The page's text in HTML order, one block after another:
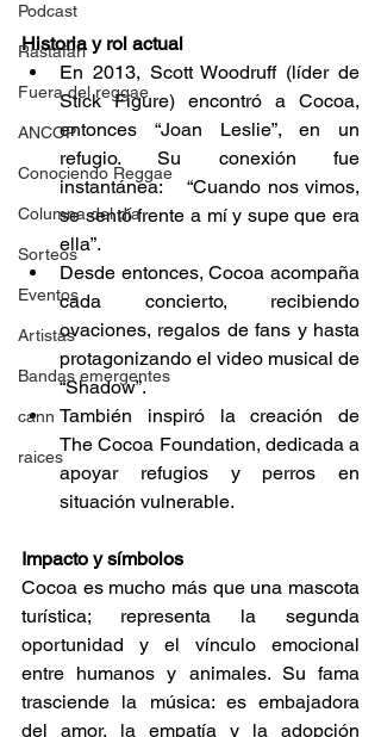
Podcast
Rastafari
Fuera del reggae
ANCOP
Conociendo Reggae
Columna del día
Sorteos
Eventos
Artistas
Bandas emergentes
cann
raices
Historia y rol actual
En 2013, Scott Woodruff (líder de
Stick Figure) encontró a Cocoa,
entonces “Joan Leslie”, en un
refugio. Su conexión fue
instantánea:    “Cuando nos vimos,
se sentó frente a mí y supe que era
ella”.
Desde entonces, Cocoa acompaña
cada concierto, recibiendo
ovaciones, regalos de fans y hasta
protagonizando el video musical de
“Shadow”.
También inspiró la creación de
The Cocoa Foundation, dedicada a
apoyar refugios y perros en
situación vulnerable.
Impacto y símbolos
Cocoa es mucho más que una mascota
turística; representa la segunda
oportunidad y el vínculo emocional
entre humanos y animales. Su fama
trasciende la música: es embajadora
del amor, la empatía y la adopción